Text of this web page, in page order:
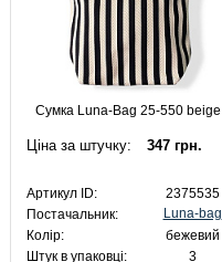
Сумка Luna-Bag 25-550 beige
Ціна за штучку: 347 грн.
Артикул ID:
2375535
Постачальник:
Luna-bag
Колір:
бежевий
Штук в упаковці:
3